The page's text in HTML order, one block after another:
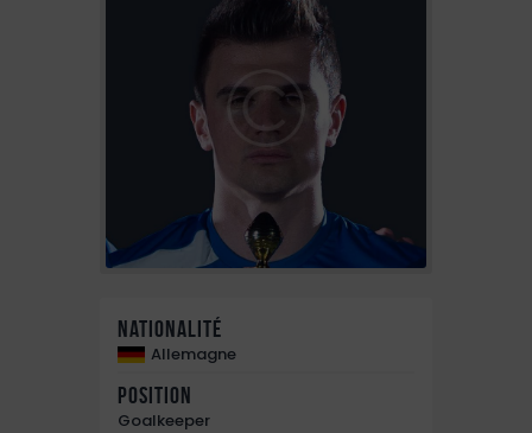
Nationalité
Allemagne
Position
Goalkeeper